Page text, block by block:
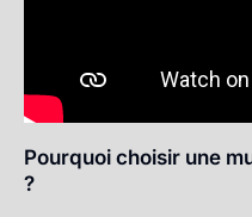
Pourquoi choisir une
?